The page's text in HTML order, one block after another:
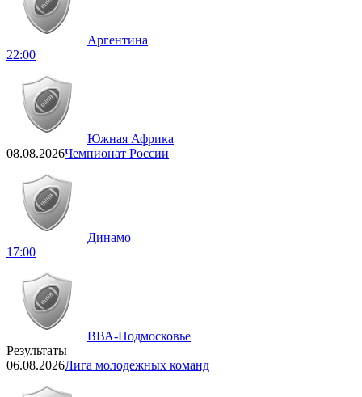
Аргентина
22:00
Южная Африка
08.08.2026Чемпионат России
Динамо
17:00
ВВА-Подмосковье
Результаты
06.08.2026Лига молодежных команд